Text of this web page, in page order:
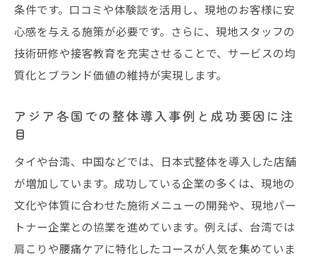
条件です。口コミや体験談を活用し、現地のお客様に安
心感を与える施策が必要です。さらに、現地スタッフの
技術研修や接客教育を充実させることで、サービスの均
質化とブランド価値の維持が実現します。
アジア各国での整体導入事例と成功要因に注
目
タイや台湾、中国などでは、日本式整体を導入した店舗
が増加しています。成功している企業の多くは、現地の
文化や体質に合わせた施術メニューの開発や、現地パー
トナー企業との協業を進めています。例えば、台湾では
肩こりや腰痛ケアに特化したコースが人気を集めていま